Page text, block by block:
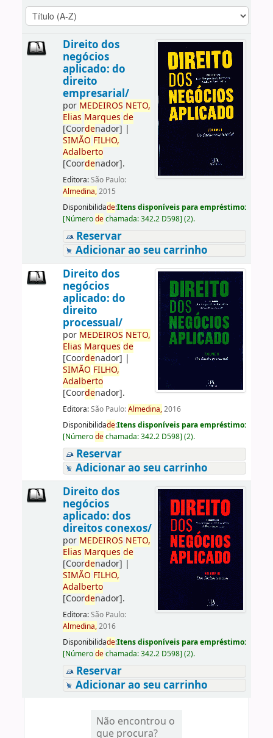
Direito dos
negócios
aplicado: do
direito
empresarial/
por MEDEIROS NETO,
Elias Marques de
[Coordenador] |
SIMÃO FILHO,
Adalberto
[Coordenador].
Editora:São Paulo:
Almedina,2015
Disponibilidade:Itens disponíveis para empréstimo:
[Númerodechamada:342.2 D598] (2).
Reservar
Adicionar ao seu carrinho
Direito dos
negócios
aplicado: do
direito
processual/
por MEDEIROS NETO,
Elias Marques de
[Coordenador] |
SIMÃO FILHO,
Adalberto
[Coordenador].
Editora:São Paulo:Almedina,2016
Disponibilidade:Itens disponíveis para empréstimo:
[Númerodechamada:342.2 D598] (2).
Reservar
Adicionar ao seu carrinho
Direito dos
negócios
aplicado: dos
direitos conexos/
por MEDEIROS NETO,
Elias Marques de
[Coordenador] |
SIMÃO FILHO,
Adalberto
[Coordenador].
Editora:São Paulo:
Almedina,2016
Disponibilidade:Itens disponíveis para empréstimo:
[Númerodechamada:342.2 D598] (2).
Reservar
Adicionar ao seu carrinho
Não encontrou o
que procura?